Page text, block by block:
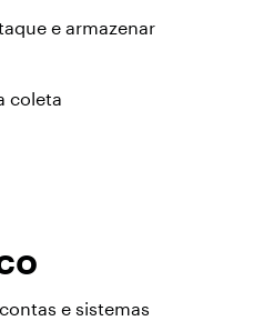
e armazenar
coleta
e sistemas